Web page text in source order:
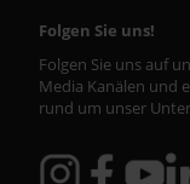
Folgen Sie uns!
Folgen Sie uns auf
Media Kanälen und
rund um unser